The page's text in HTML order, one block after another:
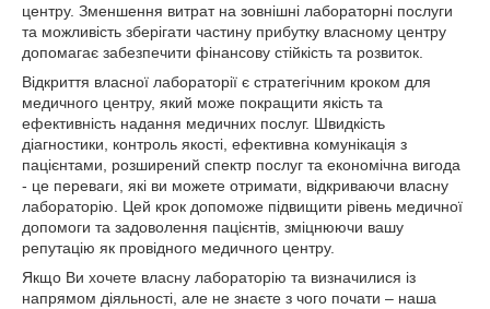
центру. Зменшення витрат на зовнішні лабораторні послуги
та можливість зберігати частину прибутку власному центру
допомагає забезпечити фінансову стійкість та розвиток.
Відкриття власної лабораторії є стратегічним кроком для
медичного центру, який може покращити якість та
ефективність надання медичних послуг. Швидкість
діагностики, контроль якості, ефективна комунікація з
пацієнтами, розширений спектр послуг та економічна вигода
- це переваги, які ви можете отримати, відкриваючи власну
лабораторію. Цей крок допоможе підвищити рівень медичної
допомоги та задоволення пацієнтів, зміцнюючи вашу
репутацію як провідного медичного центру.
Якщо Ви хочете власну лабораторію та визначилися із
напрямом діяльності, але не знаєте з чого почати – наша